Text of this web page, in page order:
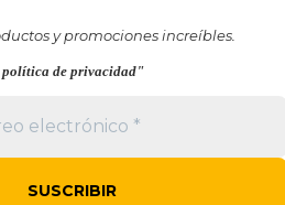
y promociones increíbles.
política de privacidad"